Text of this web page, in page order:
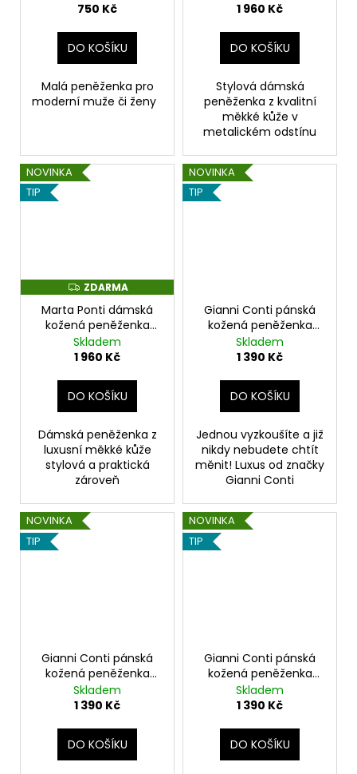
750 Kč
DO KOŠÍKU
Malá peněženka pro
moderní muže či ženy
1 960 Kč
DO KOŠÍKU
Stylová dámská
peněženka z kvalitní
měkké kůže v
metalickém odstínu
NOVINKA
TIP
Z
D
A
R
M
A
ZDARMA
Marta Ponti dámská
kožená peněženka
bronzová
Skladem
1 960 Kč
DO KOŠÍKU
Dámská peněženka z
luxusní měkké kůže
stylová a praktická
zároveň
NOVINKA
TIP
Gianni Conti pánská
kožená peněženka
černá
Skladem
1 390 Kč
DO KOŠÍKU
Jednou vyzkoušíte a již
nikdy nebudete chtít
měnit! Luxus od značky
Gianni Conti
NOVINKA
TIP
Gianni Conti pánská
kožená peněženka
tmavě modrá
Skladem
1 390 Kč
DO KOŠÍKU
NOVINKA
TIP
Gianni Conti pánská
kožená peněženka
tmavě modrá
Skladem
1 390 Kč
DO KOŠÍKU